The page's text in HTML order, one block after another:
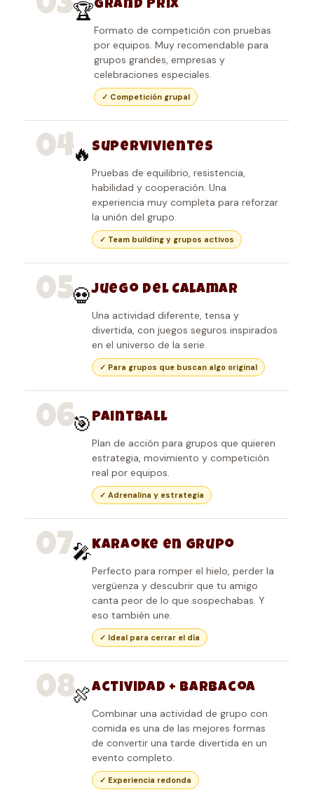
03🏆Grand Prix
Formato de competición con pruebas
por equipos. Muy recomendable para
grupos grandes, empresas y
celebraciones especiales.
✓ Competición grupal
04🔥 Supervivientes
Pruebas de equilibrio, resistencia,
habilidad y cooperación. Una
experiencia muy completa para reforzar
la unión del grupo.
✓ Team building y grupos activos
05💀Juego del Calamar
Una actividad diferente, tensa y
divertida, con juegos seguros inspirados
en el universo de la serie.
✓ Para grupos que buscan algo original
06🎯 Paintball
Plan de acción para grupos que quieren
estrategia, movimiento y competición
real por equipos.
✓ Adrenalina y estrategia
07🎤Karaoke en grupo
Perfecto para romper el hielo, perder la
vergüenza y descubrir que tu amigo
canta peor de lo que sospechabas. Y
eso también une.
✓ Ideal para cerrar el día
08🍖Actividad + barbacoa
Combinar una actividad de grupo con
comida es una de las mejores formas
de convertir una tarde divertida en un
evento completo.
✓ Experiencia redonda